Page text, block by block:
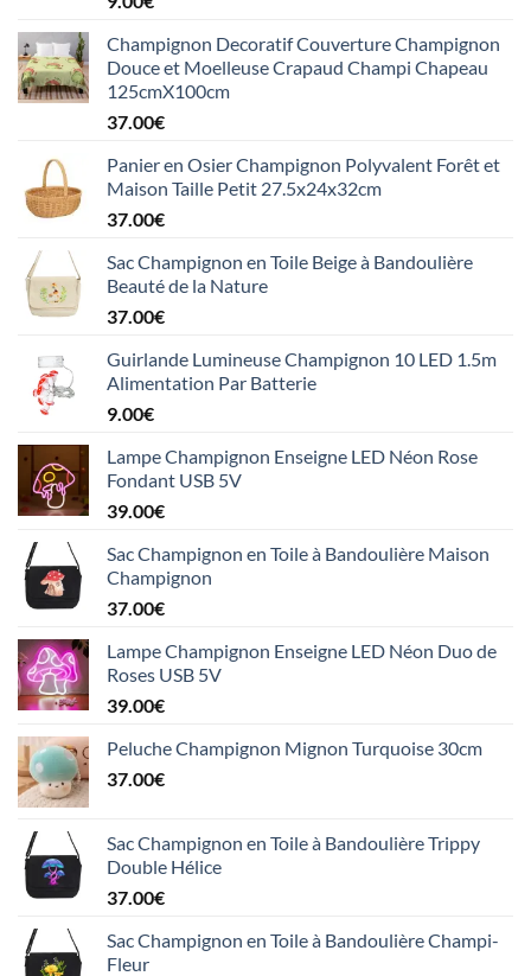
Champignon Decoratif Couverture Champignon
Douce et Moelleuse Crapaud Champi Chapeau
125cmX100cm
37.00€
Panier en Osier Champignon Polyvalent Forêt et
Maison Taille Petit 27.5x24x32cm
37.00€
Sac Champignon en Toile Beige à Bandoulière
Beauté de la Nature
37.00€
Guirlande Lumineuse Champignon 10 LED 1.5m
Alimentation Par Batterie
9.00€
Lampe Champignon Enseigne LED Néon Rose
Fondant USB 5V
39.00€
Sac Champignon en Toile à Bandoulière Maison
Champignon
37.00€
Lampe Champignon Enseigne LED Néon Duo de
Roses USB 5V
39.00€
Peluche Champignon Mignon Turquoise 30cm
37.00€
Sac Champignon en Toile à Bandoulière Trippy
Double Hélice
37.00€
Sac Champignon en Toile à Bandoulière Champi-
Fleur